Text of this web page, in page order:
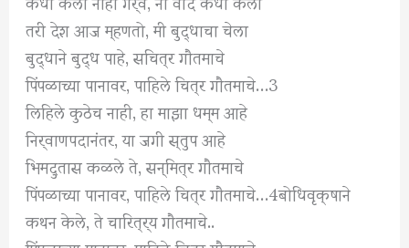
तरी देश आज म्हणतो,मी बुद्धाचा चेला
बुद्धाने बुद्ध पाहे,सचित्र गौतमाचे
पिंपळाच्या पानावर,पाहिले चित्रगौतमाचे…3
लिहिले कुठेच नाही,हा माझा धम्म आहे
निर्वाणपदानंतर,या जगी स्तुप आहे
भिमदुतास कळले ते,सन्मित्र गौतमाचे
पिंपळाच्या पानावर,पाहिले चित्रगौतमाचे…4बोधिवृक्षाने
कथन केले,ते चारित्र्य गौतमाचे..